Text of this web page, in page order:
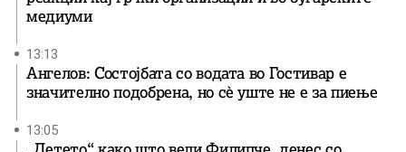
медиуми
13:13
Ангелов: Состојбата со водата во Гостивар е
значително подобрена, но сè уште не е за пиење
13:05